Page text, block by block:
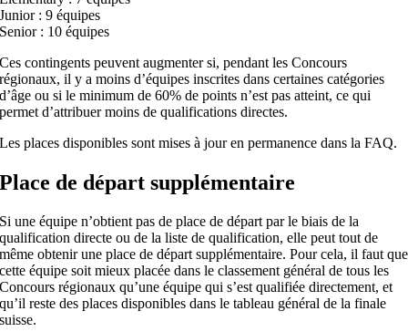
Junior : 9 équipes
Senior : 10 équipes
Ces contingents peuvent augmenter si, pendant les Concours
régionaux, il y a moins d’équipes inscrites dans certaines catégories
d’âge ou si le minimum de 60% de points n’est pas atteint, ce qui
permet d’attribuer moins de qualifications directes.
Les places disponibles sont mises à jour en permanence dans la FAQ.
Place de départ supplémentaire
Si une équipe n’obtient pas de place de départ par le biais de la
qualification directe ou de la liste de qualification, elle peut tout de
même obtenir une place de départ supplémentaire. Pour cela, il faut que
cette équipe soit mieux placée dans le classement général de tous les
Concours régionaux qu’une équipe qui s’est qualifiée directement, et
qu’il reste des places disponibles dans le tableau général de la finale
suisse.